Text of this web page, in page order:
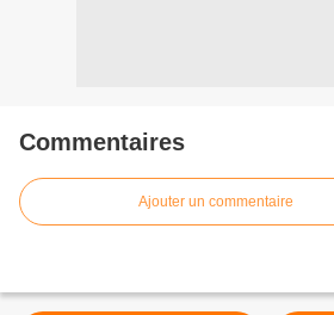
Commentaires
Ajouter un commentaire